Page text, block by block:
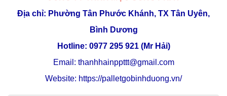
Địa chỉ: Phường Tân Phước Khánh, TX Tân Uyên,
Bình Dương
Hotline: 0977 295 921 (Mr Hải)
Email: thanhhainppttt@gmail.com
Website: https://palletgobinhduong.vn/